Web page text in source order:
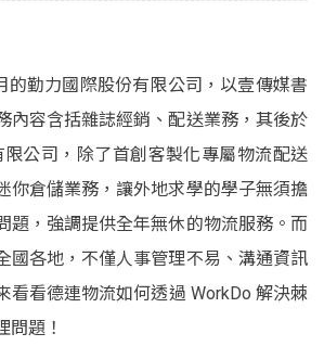
的勤力國際股份有限公司，以壹傳媒書
內容含括雜誌經銷、配送業務，其後於
公司，除了首創客製化專屬物流配送
你倉儲業務，讓外地求學的學子無須擔
題，強調提供全年無休的物流服務。而
國各地，不僅人事管理不易、溝通資訊
看看德連物流如何透過 WorkDo 解決棘
問題！